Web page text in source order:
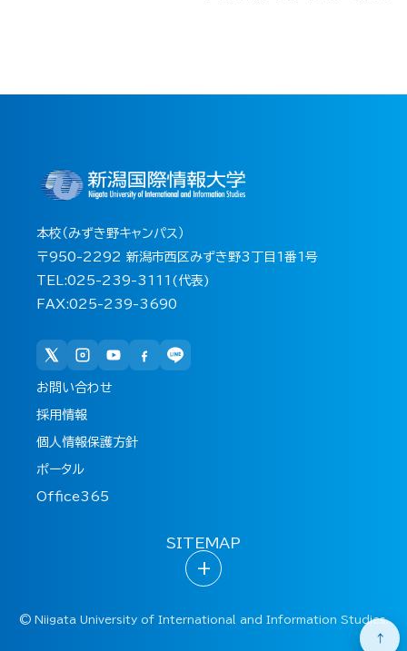
本校（みずき野キャンパス）
〒950-2292 新潟市西区みずき野3丁目1番1号
TEL:025-239-3111(代表)
FAX:025-239-3690
お問い合わせ
採用情報
個人情報保護方針
ポータル
Office365
SITEMAP
+
©Niigata University of International and Information Studies.
↑